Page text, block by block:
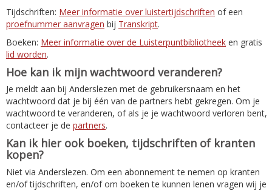
Tijdschriften: Meer informatie over luistertijdschriften of een
proefnummer aanvragen bij Transkript.
Boeken: Meer informatie over de Luisterpuntbibliotheek en gratis
lid worden.
Hoe kan ik mijn wachtwoord veranderen?
Je meldt aan bij Anderslezen met de gebruikersnaam en het
wachtwoord dat je bij één van de partners hebt gekregen. Om je
wachtwoord te veranderen, of als je je wachtwoord verloren bent,
contacteer je de partners.
Kan ik hier ook boeken, tijdschriften of kranten
kopen?
Niet via Anderslezen. Om een abonnement te nemen op kranten
en/of tijdschriften, en/of om boeken te kunnen lenen vragen wij je